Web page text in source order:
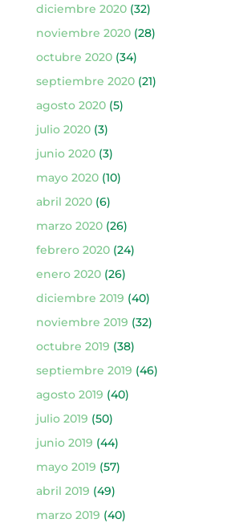
diciembre 2020(32)
noviembre 2020(28)
octubre 2020(34)
septiembre 2020(21)
agosto 2020(5)
julio 2020(3)
junio 2020(3)
mayo 2020(10)
abril 2020(6)
marzo 2020(26)
febrero 2020(24)
enero 2020(26)
diciembre 2019 (40)
noviembre 2019 (32)
octubre 2019 (38)
septiembre 2019 (46)
agosto 2019 (40)
julio 2019 (50)
junio 2019 (44)
mayo 2019 (57)
abril 2019 (49)
marzo 2019 (40)